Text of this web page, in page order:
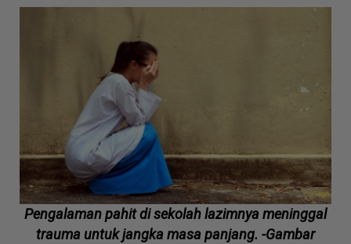
Pengalaman pahit di sekolah lazimnya meninggal
trauma untuk jangka masa panjang. -Gambar